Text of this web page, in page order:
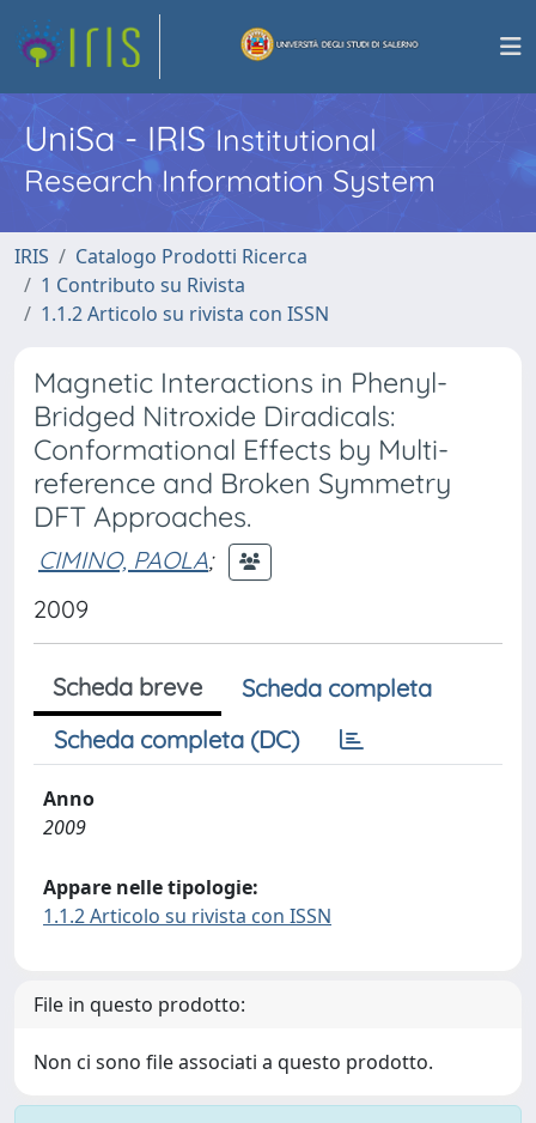
UniSa - IRISInstitutional
Research Information System
IRIS
Catalogo Prodotti Ricerca
1 Contributo su Rivista
1.1.2 Articolo su rivista con ISSN
Magnetic Interactions in Phenyl-
Bridged Nitroxide Diradicals:
Conformational Effects by Multi-
reference and Broken Symmetry
DFT Approaches.
CIMINO, PAOLA;
2009
Scheda breve
Scheda completa
Scheda completa (DC)
Anno
2009
Appare nelle tipologie:
1.1.2 Articolo su rivista con ISSN
File in questo prodotto:
Non ci sono file associati a questo prodotto.